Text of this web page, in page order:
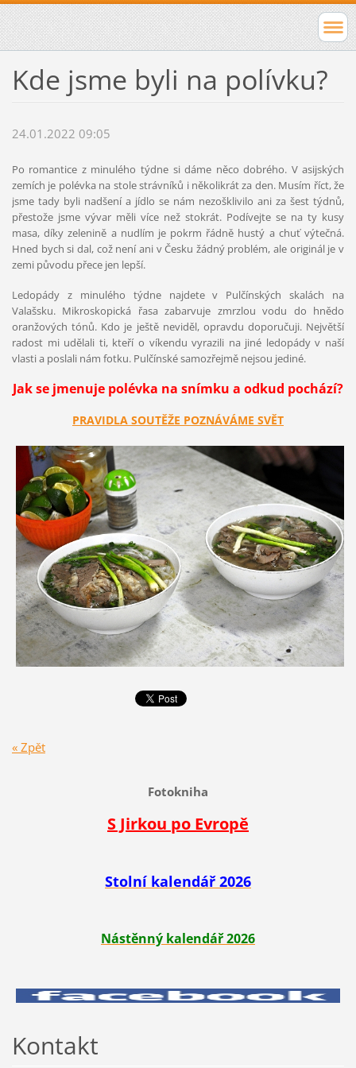
Kde jsme byli na polívku?
24.01.2022 09:05
Po romantice z minulého týdne si dáme něco dobrého. V asijských
zemích je polévka na stole strávníků i několikrát za den. Musím říct, že
jsme tady byli nadšení a jídlo se nám nezošklivilo ani za šest týdnů,
přestože jsme vývar měli více než stokrát. Podívejte se na ty kusy
masa, díky zelenině a nudlím je pokrm řádně hustý a chuť výtečná.
Hned bych si dal, což není ani v Česku žádný problém, ale originál je v
zemi původu přece jen lepší.
Ledopády z minulého týdne najdete v Pulčínských skalách na
Valašsku. Mikroskopická řasa zabarvuje zmrzlou vodu do hnědo
oranžových tónů. Kdo je ještě neviděl, opravdu doporučuji. Největší
radost mi udělali ti, kteří o víkendu vyrazili na jiné ledopády v naší
vlasti a poslali nám fotku. Pulčínské samozřejmě nejsou jediné.
Jak se jmenuje polévka na snímku a odkud pochází?
PRAVIDLA SOUTĚŽE POZNÁVÁME SVĚT
« Zpět
Fotokniha
S Jirkou po Evropě
Stolní kalendář 2026
Nástěnný kalendář 2026
Kontakt